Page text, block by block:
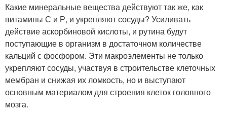
Какие минеральные вещества действуют так же, как
витамины С и Р, и укрепляют сосуды? Усиливать
действие аскорбиновой кислоты, и рутина будут
поступающие в организм в достаточном количестве
кальций с фосфором. Эти макроэлементы не только
укрепляют сосуды, участвуя в строительстве клеточных
мембран и снижая их ломкость, но и выступают
основным материалом для строения клеток головного
мозга.